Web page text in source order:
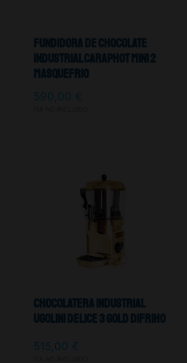
Fundidora De Chocolate
Industrial CARAPHOT MINI 2
Masquefrio
590,00 €
Chocolatera Industrial
Ugolini DELICE 3 GOLD Difriho
515,00 €